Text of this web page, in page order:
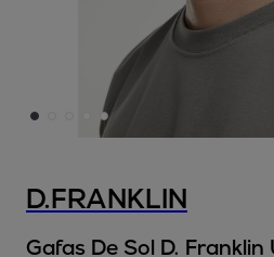
D.FRANKLIN
Gafas De Sol D.